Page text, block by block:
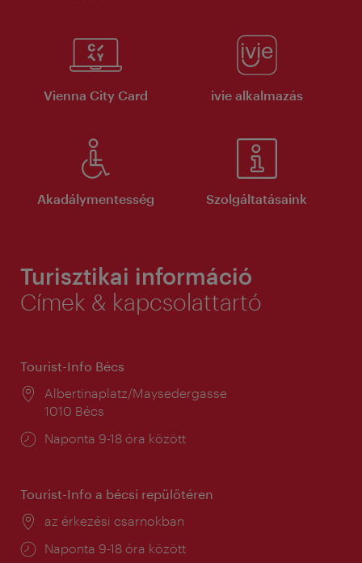
Vienna City Card ivie alkalmazás
Akadálymentesség Szolgáltatásaink
Turisztikai információ
Címek & kapcsolattartó
Tourist-Info Bécs
Helyszín:
Albertinaplatz/Maysedergasse
1010 Bécs
Nyitva
Naponta 9-18 óra között
Tourist-Info a bécsi repülőtéren
Helyszín:
az érkezési csarnokban
Nyitva
Naponta 9-18 óra között